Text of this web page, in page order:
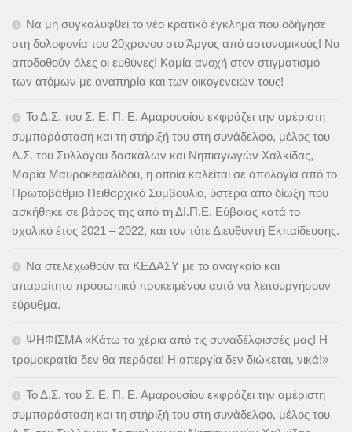
Να μη συγκαλυφθεί το νέο κρατικό έγκλημα που οδήγησε
στη δολοφονία του 20χρονου στο Άργος από αστυνομικούς! Να
αποδοθούν όλες οι ευθύνες! Καμία ανοχή στον στιγματισμό
των ατόμων με αναπηρία και των οικογενειών τους!
Το Δ.Σ. του Σ. Ε. Π. Ε. Αμαρουσίου εκφράζει την αμέριστη
συμπαράσταση και τη στήριξή του στη συνάδελφο, μέλος του
Δ.Σ. του Συλλόγου δασκάλων και Νηπιαγωγών Χαλκίδας,
Μαρία Μαυροκεφαλίδου, η οποία καλείται σε απολογία από το
Πρωτοβάθμιο Πειθαρχικό Συμβούλιο, ύστερα από δίωξη που
ασκήθηκε σε βάρος της από τη ΔΙ.Π.Ε. Εύβοιας κατά το
σχολικό έτος 2021 – 2022, και τον τότε Διευθυντή Εκπαίδευσης.
Να στελεχωθούν τα ΚΕΔΑΣΥ με το αναγκαίο και
απαραίτητο προσωπικό προκειμένου αυτά να λειτουργήσουν
εύρυθμα.
ΨΗΦΙΣΜΑ «Κάτω τα χέρια από τις συναδέλφισσές μας! Η
τρομοκρατία δεν θα περάσει! Η απεργία δεν διώκεται, νικά!»
Το Δ.Σ. του Σ. Ε. Π. Ε. Αμαρουσίου εκφράζει την αμέριστη
συμπαράσταση και τη στήριξή του στη συνάδελφο, μέλος του